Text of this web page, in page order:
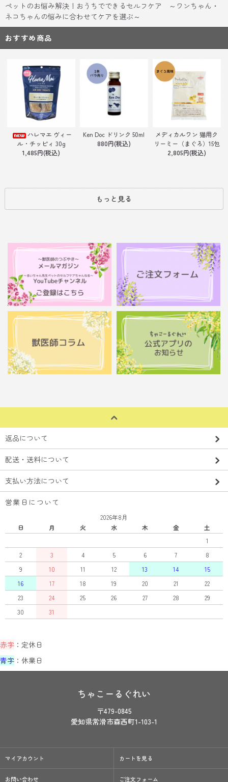
ペットのお悩み解決！おうちでできるセルフケア ～ワンちゃん・
ネコちゃんの悩みに合わせてケアを選ぶ～
おすすめ商品
ハレマエ ヴィー
ル・チッピィ 30g
1,485円(税込)
Ken Doc ドリンク 50ml
880円(税込)
メディカルワン 猫用ク
リーミー（まぐろ）15包
2,805円(税込)
もっと見る
返品について
配送・送料について
支払い方法について
営業日について
2026年8月
日
月 火 水 木 金
土
1
2
3 4 5 6 7
8
9
10 11 12 13 14
15
16
17 18 19 20 21
22
23
24 25 26 27 28
29
30
31
赤字 ：定休日
青字 ：休業日
ちゃこーるぐれい
〒479-0845
愛知県常滑市森西町1-103-1
マイアカウント カートを見る
お問い合わせ ご注文フォーム